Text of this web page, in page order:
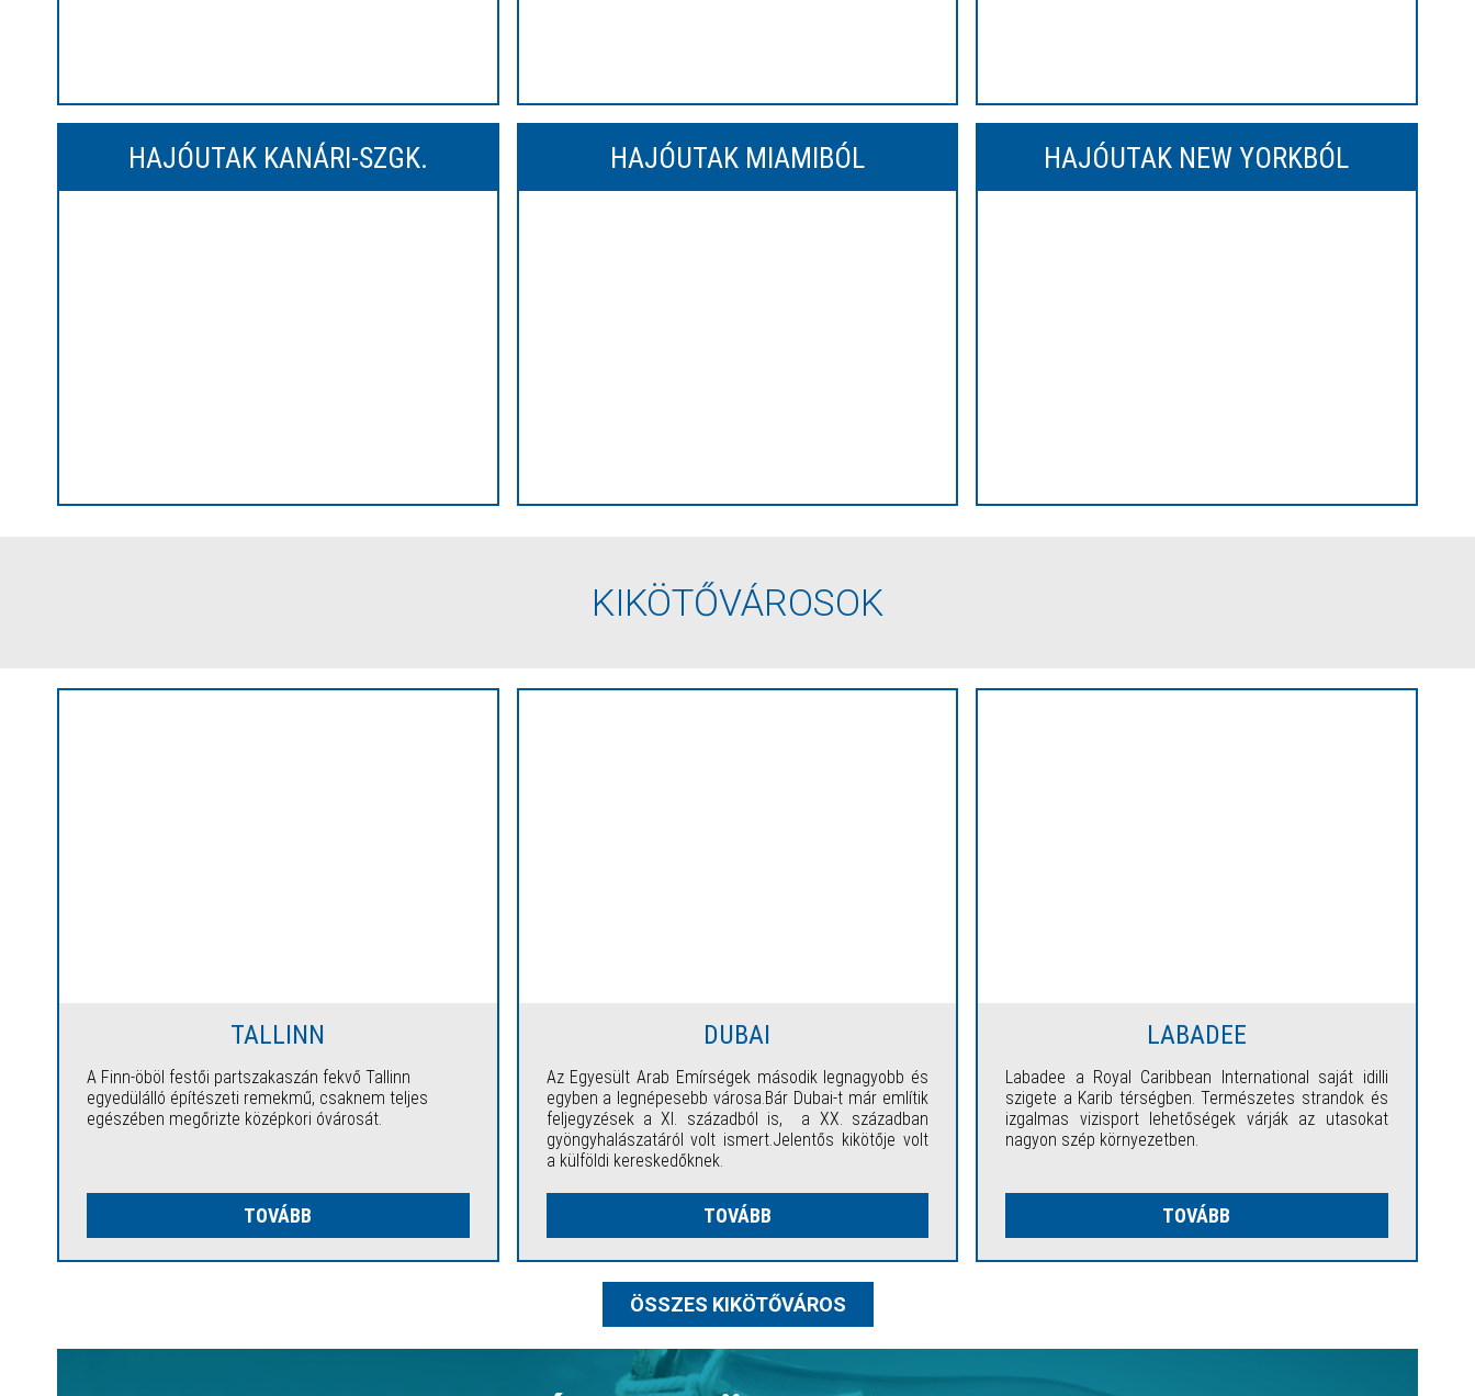
HAJÓUTAK KANÁRI-SZGK. HAJÓUTAK MIAMIBÓL HAJÓUTAK NEW YORKBÓL
KIKÖTŐVÁROSOK
TALLINN
A Finn-öböl festői partszakaszán fekvő Tallinn
egyedülálló építészeti remekmű, csaknem teljes
egészében megőrizte középkori óvárosát.
TOVÁBB
DUBAI
Az Egyesült Arab Emírségek második legnagyobb és
egyben a legnépesebb városa.Bár Dubai-t már említik
feljegyzések a XI. századból is, a XX. században
gyöngyhalászatáról volt ismert.Jelentős kikötője volt
a külföldi kereskedőknek.
TOVÁBB
LABADEE
Labadee a Royal Caribbean International saját idilli
szigete a Karib térségben. Természetes strandok és
izgalmas vizisport lehetőségek várják az utasokat
nagyon szép környezetben.
TOVÁBB
ÖSSZES KIKÖTŐVÁROS